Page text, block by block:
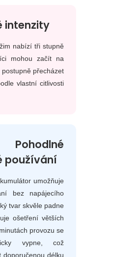
intenzity
nabízí tři stupně
mohou začít na
přecházet
vlastní citlivosti
používání
umožňuje
bez napájecího
tvar skvěle padne
ošetření větších
provozu se
vypne, což
doporučenou délku